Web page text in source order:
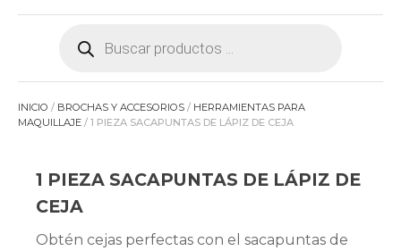
Búsqueda
INICIO / BROCHAS Y ACCESORIOS / HERRAMIENTAS PARA
MAQUILLAJE / 1 PIEZA SACAPUNTAS DE LÁPIZ DE CEJA
1 PIEZA SACAPUNTAS DE LÁPIZ DE
CEJA
Obtén cejas perfectas con el sacapuntas de